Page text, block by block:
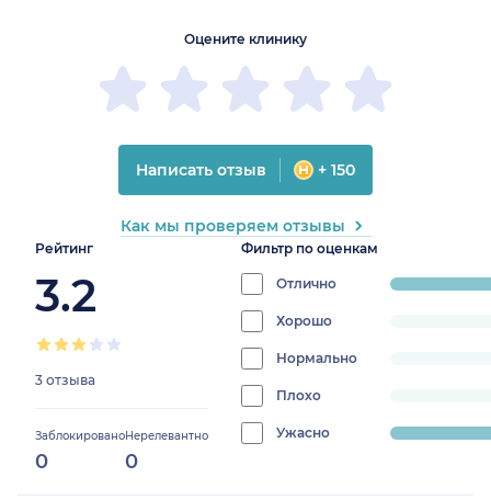
Рейтинг
3.2
3 отзыва
Заблокировано
0
Нерелевантно
0
Фильтр по оценкам
Отлично
progress:
33.33333333333333%
Хорошо
0%
Нормально
0%
Плохо
0%
Ужасно
progress:
Оцените клинику
Написать отзыв + 150
Как мы проверяем отзывы